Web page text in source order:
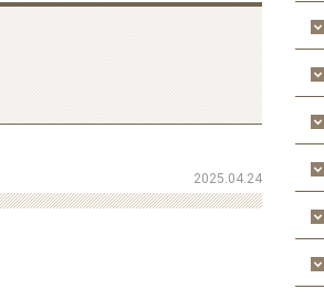
2025.04.24